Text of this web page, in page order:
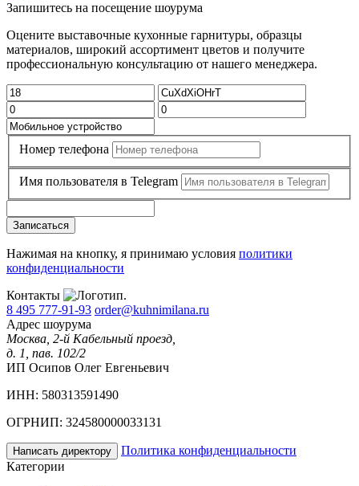
Запишитесь на посещение шоурума
Оцените выставочные кухонные гарнитуры, образцы
материалов, широкий ассортимент цветов и получите
профессиональную консультацию от нашего менеджера.
Номер телефона
Имя пользователя в Telegram
Записаться
Нажимая на кнопку, я принимаю условия политики
конфиденциальности
Контакты
8 495 777-91-93 order@kuhnimilana.ru
Адрес шоурума
Москва, 2-й Кабельный проезд,
д. 1, пав. 102/2
ИП Осипов Олег Евгеньевич
ИНН: 580313591490
ОГРНИП: 324580000033131
Написать директору
Политика конфиденциальности
Категории